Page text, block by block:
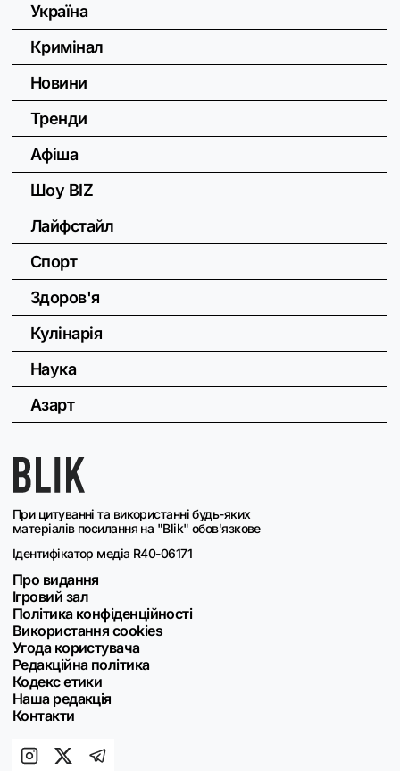
При цитуванні та використанні будь-яких
матеріалів посилання на "Blik" обов'язкове
Ідентифікатор медіа R40-06171
Про видання
Ігровий зал
Політика конфіденційності
Використання cookies
Угода користувача
Редакційна політика
Кодекс етики
Наша редакція
Контакти
Україна
Кримінал
Новини
Тренди
Афіша
Шоу BIZ
Лайфстайл
Спорт
Здоров'я
Кулінарія
Наука
Азарт